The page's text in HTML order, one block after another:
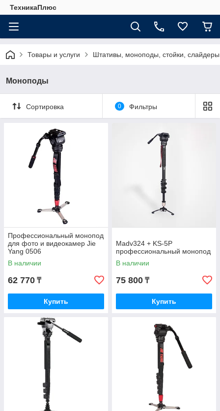
ТехникаПлюс
Товары и услуги Штативы, моноподы, стойки, слайдеры
Моноподы
Сортировка 0 Фильтры
Профессиональный монопод
для фото и видеокамер Jie
Yang 0506
В наличии
62 770 ₸
Купить
Madv324 + KS-5P
профессиональный монопод
В наличии
75 800 ₸
Купить